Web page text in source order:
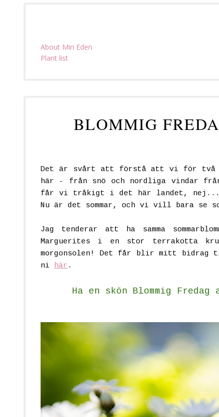
About Min Eden
Plant list
BLOMMIG
Det är svårt att förstå att vi för två
här - från snö och nordliga vindar
får vi tråkigt i det här landet, nej....
Nu är det sommar, och vi vill bara se
Jag tenderar att ha samma
Marguerites i en stor terrakotta
morgonsolen! Det får blir mitt bidrag
ni här .
Ha en skön Blommig